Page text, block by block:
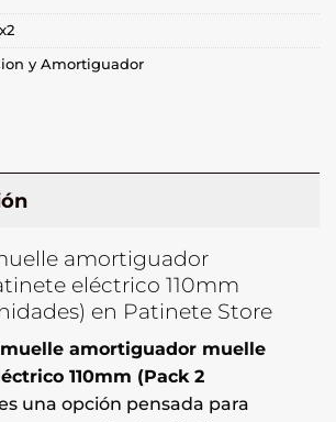
y Amortiguador
amortiguador
eléctrico 110mm
en Patinete Store
amortiguador muelle
110mm (Pack 2
una opción pensada para